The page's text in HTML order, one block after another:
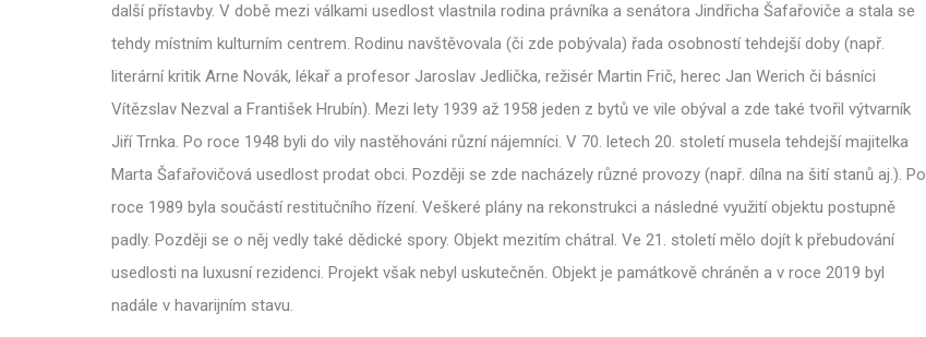
další přístavby. V době mezi válkami usedlost vlastnila rodina právníka a senátora Jindřicha Šafařoviče a stala se
tehdy místním kulturním centrem. Rodinu navštěvovala (či zde pobývala) řada osobností tehdejší doby (např.
literární kritik Arne Novák, lékař a profesor Jaroslav Jedlička, režisér Martin Frič, herec Jan Werich či básníci
Vítězslav Nezval a František Hrubín). Mezi lety 1939 až 1958 jeden z bytů ve vile obýval a zde také tvořil výtvarník
Jiří Trnka. Po roce 1948 byli do vily nastěhováni různí nájemníci. V 70. letech 20. století musela tehdejší majitelka
Marta Šafařovičová usedlost prodat obci. Později se zde nacházely různé provozy (např. dílna na šití stanů aj.). Po
roce 1989 byla součástí restitučního řízení. Veškeré plány na rekonstrukci a následné využití objektu postupně
padly. Později se o něj vedly také dědické spory. Objekt mezitím chátral. Ve 21. století mělo dojít k přebudování
usedlosti na luxusní rezidenci. Projekt však nebyl uskutečněn. Objekt je památkově chráněn a v roce 2019 byl
nadále v havarijním stavu.